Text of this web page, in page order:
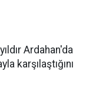
Ardahan'da
karşılaştığını